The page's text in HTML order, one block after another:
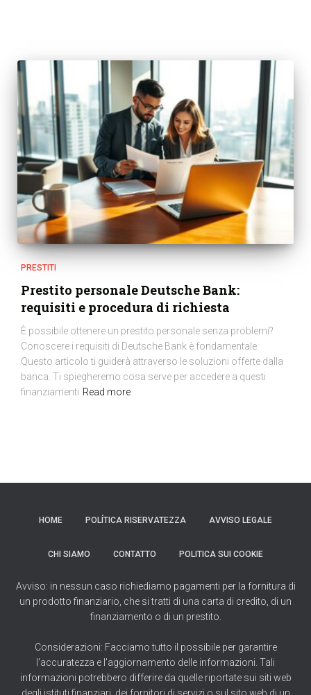
PRESTITI
Prestito personale Deutsche Bank:
requisiti e procedura di richiesta
È possibile ottenere un prestito personale senza problemi?
Conoscere i requisiti di Deutsche Bank è fondamentale.
Questo articolo ti guiderà attraverso le soluzioni offerte dalla
banca. Ti spiegheremo cosa serve per accedere a questi
finanziamenti Read more
HOME POLÍTICA RISERVATEZZA AVVISO LEGALE
CHI SIAMO CONTATTO POLITICA SUI COOKIE
Avviso: in nessun caso richiediamo pagamenti per la fornitura di
un prodotto finanziario, che si tratti di una carta di credito, di un
finanziamento o di un prestito.
Considerazioni: Facciamo tutto il possibile per garantire
l’accuratezza e l’aggiornamento delle informazioni. Tali
informazioni potrebbero differire da quelle riportate sui siti web